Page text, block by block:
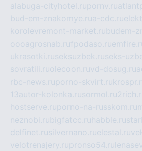
alabuga-cityhotel.rupornv.ru
bud-em-znakomye.rua-cdc.ru
korolevremont-market.rubudem-
oooagrosnab.rufpodaso.ru
ukrasotki.ruseksuzbek.ruseks-
sovratili.ruolecoon.ruvd-dosug.ru
rbc-news.ruporno-skvirt.ru
13autor-kolonka.rusormol.ru
hostserve.ruporno-na-russkom.ru
neznobi.rubigfatcc.ru habble.ru
delfinet.rusilvernano.ruelestal.ru
velotrenajery.rupronso54.ru